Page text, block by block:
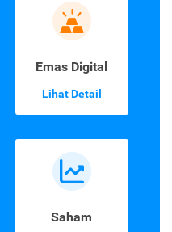
Emas Digital
Lihat Detail
Saham